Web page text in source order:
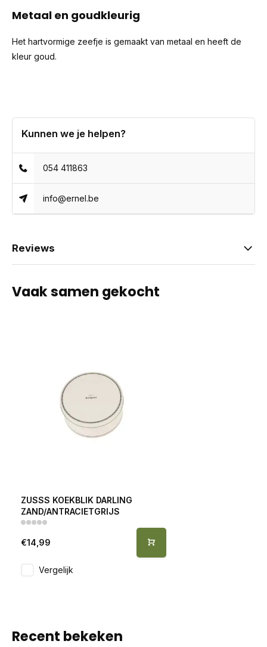
Metaal en goudkleurig
Het hartvormige zeefje is gemaakt van metaal en heeft de
kleur goud.
Kunnen we je helpen?
054 411863
info@ernel.be
Reviews
Vaak samen gekocht
ZUSSS KOEKBLIK DARLING
ZAND/ANTRACIETGRIJS
€14,99
Vergelijk
Recent bekeken